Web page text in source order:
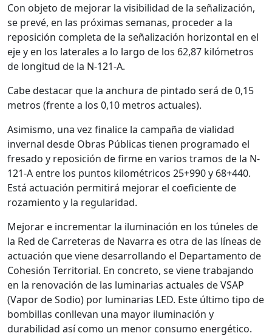
Con objeto de mejorar la visibilidad de la señalización,
se prevé, en las próximas semanas, proceder a la
reposición completa de la señalización horizontal en el
eje y en los laterales a lo largo de los 62,87 kilómetros
de longitud de la N-121-A.
Cabe destacar que la anchura de pintado será de 0,15
metros (frente a los 0,10 metros actuales).
Asimismo, una vez finalice la campaña de vialidad
invernal desde Obras Públicas tienen programado el
fresado y reposición de firme en varios tramos de la N-
121-A entre los puntos kilométricos 25+990 y 68+440.
Está actuación permitirá mejorar el coeficiente de
rozamiento y la regularidad.
Mejorar e incrementar la iluminación en los túneles de
la Red de Carreteras de Navarra es otra de las líneas de
actuación que viene desarrollando el Departamento de
Cohesión Territorial. En concreto, se viene trabajando
en la renovación de las luminarias actuales de VSAP
(Vapor de Sodio) por luminarias LED. Este último tipo de
bombillas conllevan una mayor iluminación y
durabilidad así como un menor consumo energético.